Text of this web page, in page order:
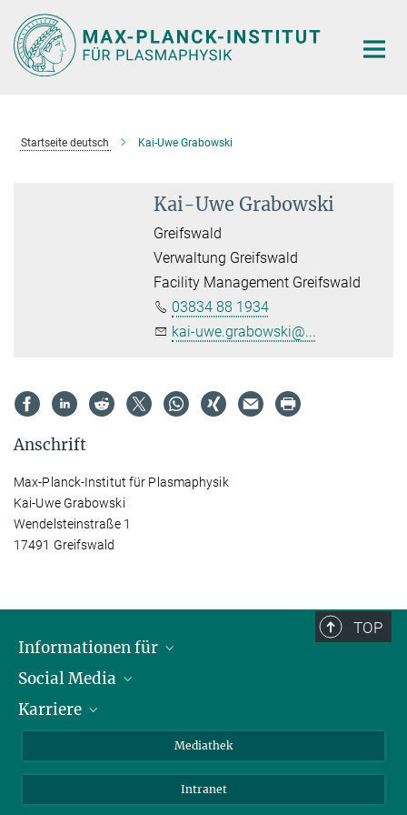
Hauptinhalt
Startseite deutsch Kai-Uwe Grabowski
Kai-Uwe Grabowski
Greifswald
Verwaltung Greifswald
Facility Management Greifswald
03834 88 1934
kai-uwe.grabowski@...
Anschrift
Max-Planck-Institut für Plasmaphysik
Kai-Uwe Grabowski
Wendelsteinstraße 1
17491 Greifswald
TOP
Informationen für
Journalisten
Schule
Social Media
LinkedIn
Karriere
Mediathek
Intranet